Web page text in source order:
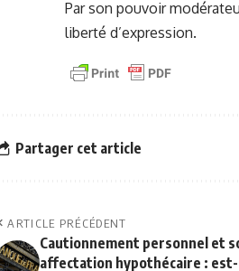
Par son pouvoir
liberté d’expression.
Partager cet article
ARTICLE PRÉCÉDENT
Cautionnement personnel et
affectation hypothécaire : est-